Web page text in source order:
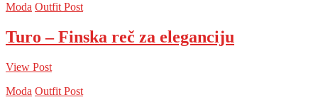
Moda Outfit Post
Turo – Finska reč za eleganciju
View Post
Moda Outfit Post